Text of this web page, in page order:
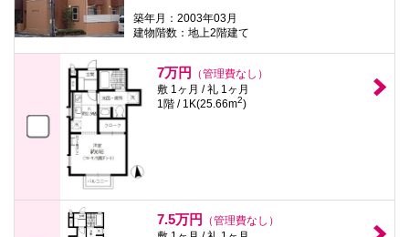
築年月：2003年03月
建物階数：地上2階建て
7万円
（管理費なし）
敷 1ヶ月 / 礼 1ヶ月
1階 / 1K(25.66m2)
7.5万円
（管理費なし）